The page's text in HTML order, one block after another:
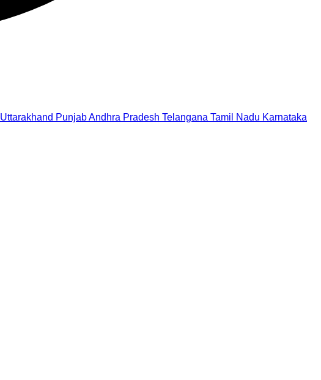
Uttarakhand PunjabAndhra Pradesh Telangana Tamil Nadu Karnataka